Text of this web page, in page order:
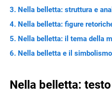
Nella belletta: struttura e
Nella belletta: figure
Nella belletta: il tema della
Nella belletta e il
Nella belletta: